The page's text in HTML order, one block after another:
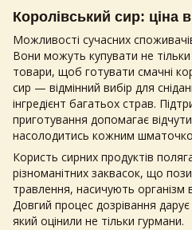
Королівський сир: ціна
Можливості сучасних
Вони можуть купувати не тільки
товари, щоб готувати смачні
сир — відмінний вибір для
інгредієнт багатьох страв.
приготування допомагає
насолодитись кожним
Користь сирних продуктів
різноманітних заквасок, що
травлення, насичують організм
Довгий процес дозрівання
який оцінили не тільки гурмани.